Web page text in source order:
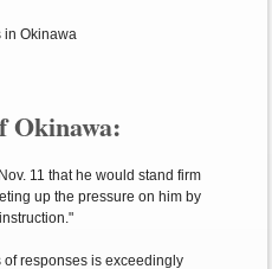
in Okinawa
Okinawa:
11 that he would stand firm
up the pressure on him by
of responses is exceedingly